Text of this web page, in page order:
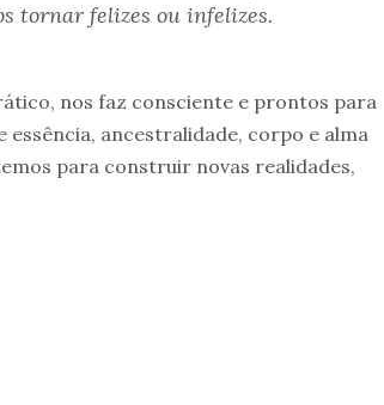
tornar felizes ou infelizes.
nos faz consciente e prontos para
essência, ancestralidade, corpo e alma
para construir novas realidades,